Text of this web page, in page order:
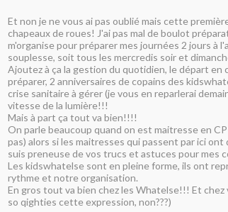
Et non je ne vous ai pas oublié mais cette
chapeaux de roues! J'ai pas mal de boulot
m'organise pour préparer mes journées 2 jours à
souplesse, soit tous les mercredis soir et
Ajoutez à ça la gestion du quotidien, le départ en
préparer, 2 anniversaires de copains des
crise sanitaire à gérer (je vous en reparlerai
vitesse de la lumière!!!
Mais à part ça tout va bien!!!!
On parle beaucoup quand on est maitresse en
pas) alors si les maitresses qui passent par ici
suis preneuse de vos trucs et astuces pour mes
Les kidswhatelse sont en pleine forme, ils ont
rythme et notre organisation.
En gros tout va bien chez les Whatelse!!! Et chez
so qighties cette expression, non???)